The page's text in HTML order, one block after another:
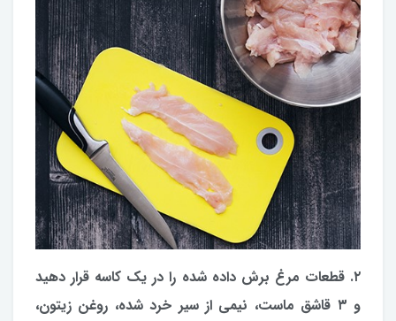
۲. قطعات مرغ برش داده شده را در یک کاسه قرار دهید
و ۳ قاشق ماست، نیمی از سیر خرد شده، روغن زیتون،